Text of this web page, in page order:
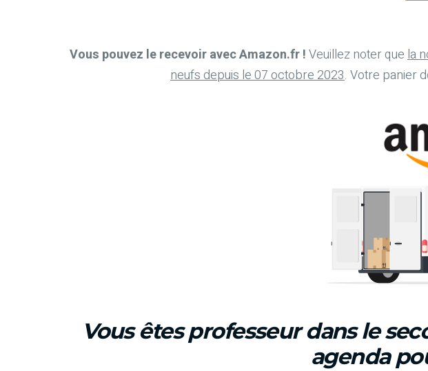
Vous pouvez le recevoir avec Amazon.fr !Veuillez noter quela
neufs depuis le 07 octobre 2023. Votre panier
Vous êtes professeur dans le
agenda